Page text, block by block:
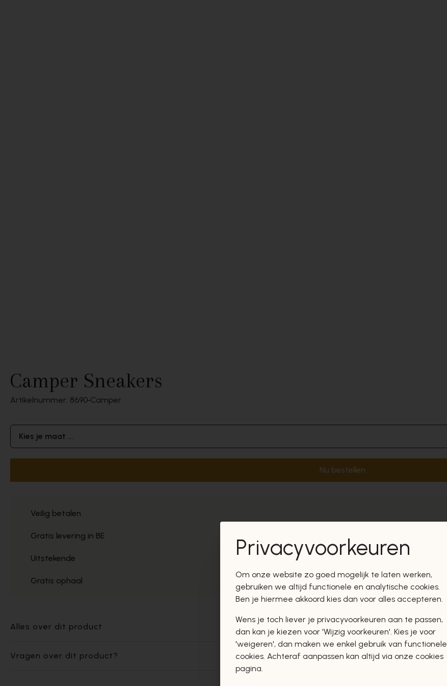
Camper Sneakers
Artikelnummer: 8690 Camper
Kies je maat ...
Nu bestellen
Veilig betalen
Gratis levering in BE
Uitstekende
Gratis ophaal
Alles over dit product
Vragen over dit product?
Privacyvoorkeuren
Om onze website zo goed mogelijk te laten werken,
gebruiken we altijd functionele en analytische cookies.
Ben je hiermee akkoord kies dan voor alles accepteren.
Wens je toch liever je privacyvoorkeuren aan te passen,
dan kan je kiezen voor 'Wijzig voorkeuren'. Kies je voor
'weigeren', dan maken we enkel gebruik van functionele
cookies. Achteraf aanpassen kan altijd via onze cookies
pagina.